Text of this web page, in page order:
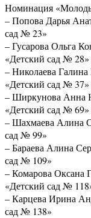
Номинация
– Попова Дарья
сад № 23»
– Гусарова Ольга
«Детский сад № 28»
– Николаева
«Детский сад № 37»
– Ширкунова Анна
«Детский сад № 69»
– Шахмаева Алина
сад № 99»
– Бараева Алина
сад № 109»
– Комарова Оксана
«Детский сад №
– Карцева Ирина
сад № 138»